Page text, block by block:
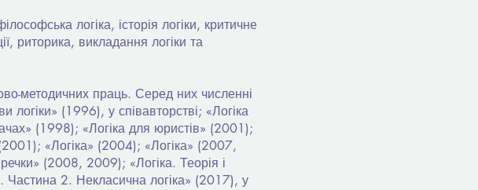
логіка, історія логіки, критичне
риторика, викладання логіки та
методичних праць. Серед них численні
логіки» (1996), у співавторстві; «Логіка
(1998); «Логіка для юристів» (2001);
«Логіка» (2004); «Логіка» (2007,
(2008, 2009); «Логіка. Теорія і
2. Некласична логіка» (2017), у